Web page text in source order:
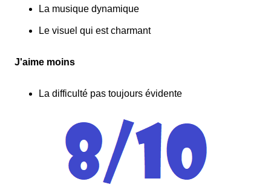
La musique dynamique
Le visuel qui est charmant
J'aime moins
La difficulté pas toujours évidente